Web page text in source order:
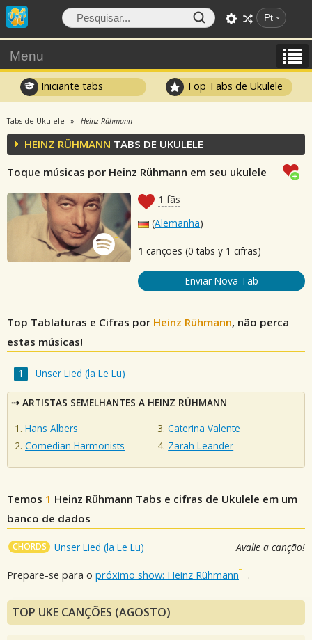
Pt
Menu
Iniciante tabs Top Tabs de Ukulele
Tabs de Ukulele Heinz Rühmann
HEINZ RÜHMANN TABS DE UKULELE
Toque músicas por Heinz Rühmann em seu ukulele
1 fãs
(Alemanha)
1 canções (0 tabs y 1 cifras)
Enviar Nova Tab
Top Tablaturas e Cifras por Heinz Rühmann, não perca
estas músicas!
Unser Lied (la Le Lu)
ARTISTAS SEMELHANTES A HEINZ RÜHMANN
Hans Albers
Comedian Harmonists
Caterina Valente
Zarah Leander
Temos 1 Heinz Rühmann Tabs e cifras de Ukulele em um
banco de dados
CHORDS Unser Lied (la Le Lu) Avalie a canção!
Prepare-se para o próximo show: Heinz Rühmann .
TOP UKE CANÇÕES (AGOSTO)